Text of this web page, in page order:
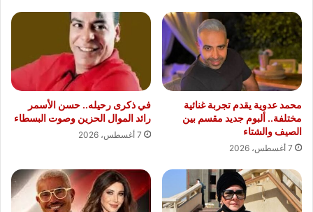
محمد عدوية يقدم تجربة غنائية
مختلفة.. ألبوم جديد مقسم بين
الصيف والشتاء
7 أغسطس، 2026
في ذكرى رحيله.. حسن الأسمر
رائد الموال الحزين وصوت البسطاء
7 أغسطس، 2026